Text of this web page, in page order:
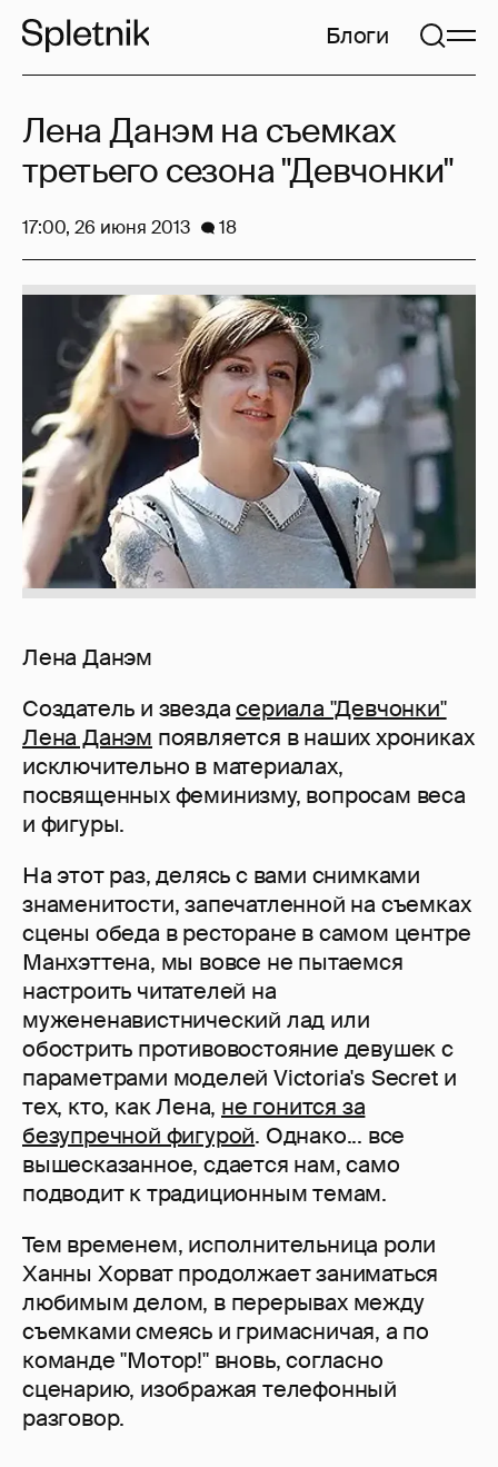
Блоги
Лена Данэм
Создатель и звездасериала "Девчонки"
Лена Данэм появляется в наших хрониках
исключительно в материалах,
посвященных феминизму, вопросам веса
и фигуры.
На этот раз, делясь с вами снимками
знаменитости, запечатленной на съемках
сцены обеда в ресторане в самом центре
Манхэттена, мы вовсе не пытаемся
настроить читателей на
мужененавистнический лад или
обострить противовостояние девушек с
параметрами моделей Victoria's Secret и
тех, кто, как Лена, не гонится за
безупречной фигурой. Однако... все
вышесказанное, сдается нам, само
подводит к традиционным темам.
Тем временем, исполнительница роли
Ханны Хорват продолжает заниматься
любимым делом, в перерывах между
съемками смеясь и гримасничая, а по
команде "Мотор!" вновь, согласно
сценарию, изображая телефонный
разговор.
Лена Данэм на съемках
третьего сезона "Девчонки"
17:00, 26 июня 2013 18